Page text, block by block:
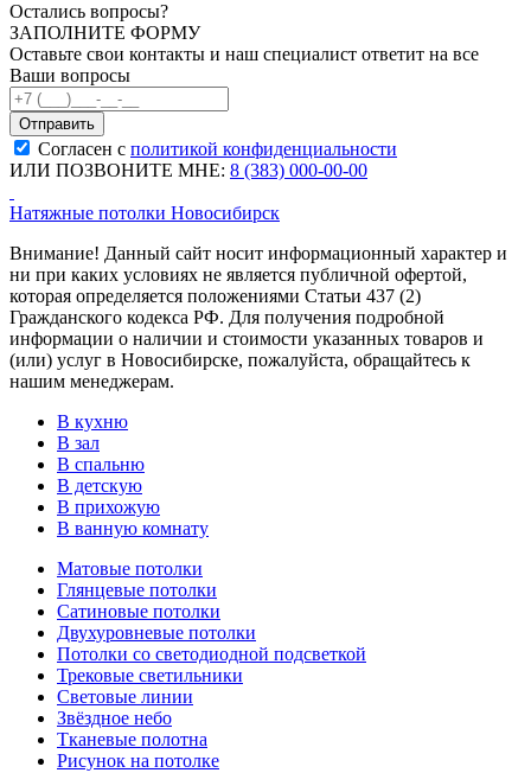
Остались вопросы?
ЗАПОЛНИТЕ ФОРМУ
Оставьте свои контакты и наш специалист ответит на все
Ваши вопросы
Согласен с политикой конфиденциальности
ИЛИ ПОЗВОНИТЕ МНЕ: 8 (383) 000-00-00
Натяжные потолки Новосибирск
Внимание! Данный сайт носит информационный характер и
ни при каких условиях не является публичной офертой,
которая определяется положениями Статьи 437 (2)
Гражданского кодекса РФ. Для получения подробной
информации о наличии и стоимости указанных товаров и
(или) услуг в Новосибирске, пожалуйста, обращайтесь к
нашим менеджерам.
В кухню
В зал
В спальню
В детскую
В прихожую
В ванную комнату
Матовые потолки
Глянцевые потолки
Сатиновые потолки
Двухуровневые потолки
Потолки со светодиодной подсветкой
Трековые светильники
Световые линии
Звёздное небо
Тканевые полотна
Рисунок на потолке